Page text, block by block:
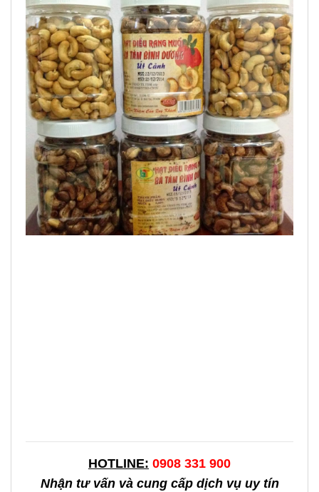
HOTLINE: 0908 331 900
Nhận tư vấn và cung cấp dịch vụ uy tín